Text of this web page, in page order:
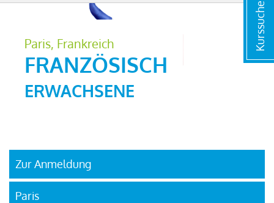
Kurssuche
Paris, Frankreich
FRANZÖSISCH
ERWACHSENE
Zur Anmeldung
Paris